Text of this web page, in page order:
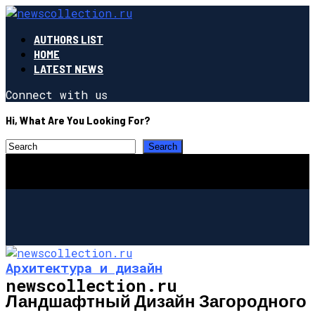
AUTHORS LIST
HOME
LATEST NEWS
Connect with us
Hi, What Are You Looking For?
newscollection.ru
Архитектура и дизайн
Ландшафтный Дизайн Загородного